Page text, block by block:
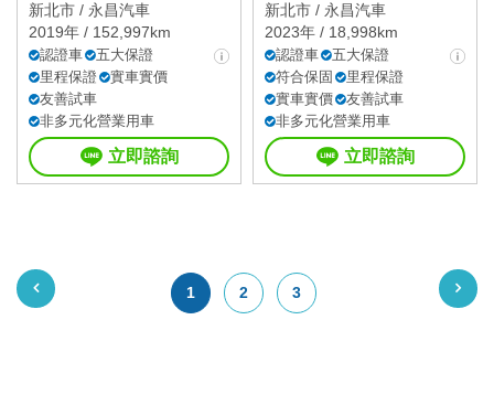
新北市 / 永昌汽車
2019年 / 152,997km
認證車
五大保證
里程保證
實車實價
友善試車
非多元化營業用車
立即諮詢
新北市 / 永昌汽車
2023年 / 18,998km
認證車
五大保證
符合保固
里程保證
實車實價
友善試車
非多元化營業用車
立即諮詢
1 2 3